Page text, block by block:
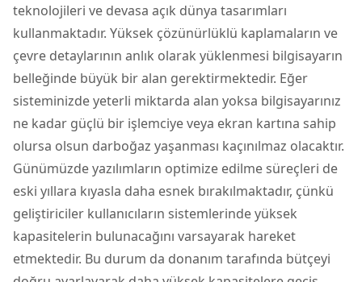
teknolojileri ve devasa açık dünya tasarımları
kullanmaktadır. Yüksek çözünürlüklü kaplamaların ve
çevre detaylarının anlık olarak yüklenmesi bilgisayarın
belleğinde büyük bir alan gerektirmektedir. Eğer
sisteminizde yeterli miktarda alan yoksa bilgisayarınız
ne kadar güçlü bir işlemciye veya ekran kartına sahip
olursa olsun darboğaz yaşanması kaçınılmaz olacaktır.
Günümüzde yazılımların optimize edilme süreçleri de
eski yıllara kıyasla daha esnek bırakılmaktadır, çünkü
geliştiriciler kullanıcıların sistemlerinde yüksek
kapasitelerin bulunacağını varsayarak hareket
etmektedir. Bu durum da donanım tarafında bütçeyi